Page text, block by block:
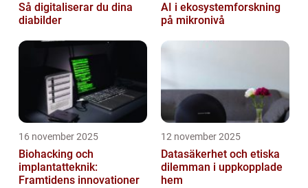
Så digitaliserar du dina
diabilder
AI i ekosystemforskning
på mikronivå
16 november 2025
Biohacking och
implantatteknik:
Framtidens innovationer
12 november 2025
Datasäkerhet och etiska
dilemman i uppkopplade
hem